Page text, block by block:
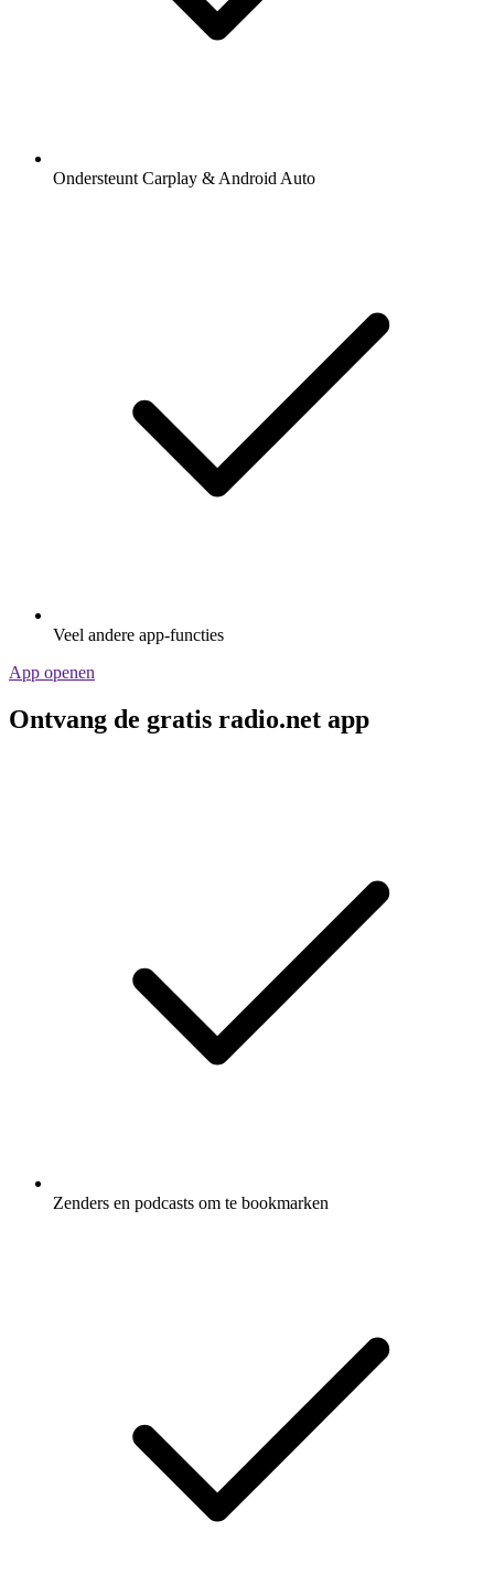
Ondersteunt Carplay & Android Auto
Veel andere app-functies
App openen
Ontvang de gratis radio.net app
Zenders en podcasts om te bookmarken